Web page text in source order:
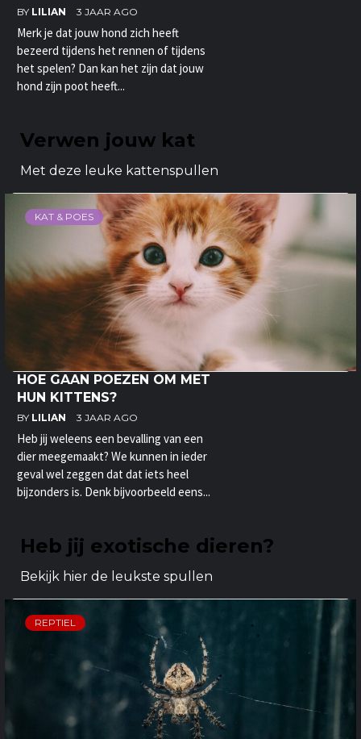
BY LILIAN 3 JAAR AGO
Merk je dat jouw hond zich heeft
bezeerd tijdens het rennen of tijdens
het spelen? Dan kan het zijn dat jouw
hond zijn poot heeft...
Verwen jouw kat
Met deze leuke kattenspullen
KAT & POES
HOE GAAN POEZEN OM MET
HUN KITTENS?
BY LILIAN 3 JAAR AGO
Heb jij weleens een bevalling van een
dier meegemaakt? We kunnen in ieder
geval wel zeggen dat dat iets heel
bijzonders is. Denk bijvoorbeeld eens...
Heb jij exotische dieren?
Bekijk hier de leukste spullen
REPTIEL